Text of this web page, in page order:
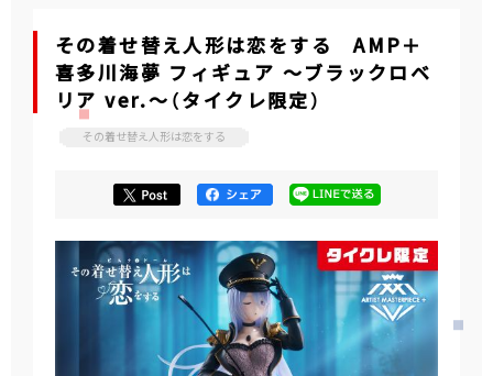
その着せ替え人形は恋をする AMP＋
喜多川海夢 フィギュア ～ブラックロベ
リア ver.～（タイクレ限定）
その着せ替え人形は恋をする